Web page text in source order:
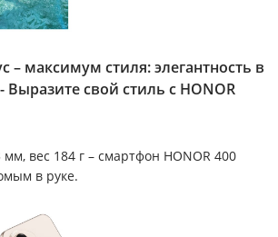
– максимум стиля: элегантность в
Выразите свой стиль с HONOR
вес 184 г – смартфон HONOR 400
в руке.